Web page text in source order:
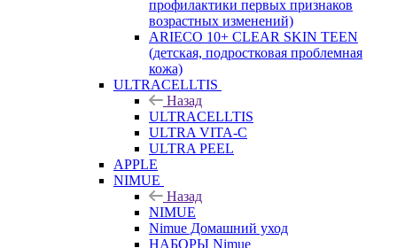
профилактики первых признаков
возрастных изменений)
ARIECO 10+ CLEAR SKIN TEEN
(детская, подростковая проблемная
кожа)
ULTRACELLTIS
Назад
ULTRACELLTIS
ULTRA VITA-C
ULTRA PEEL
APPLE
NIMUE
Назад
NIMUE
Nimue Домашний уход
НАБОРЫ Nimue